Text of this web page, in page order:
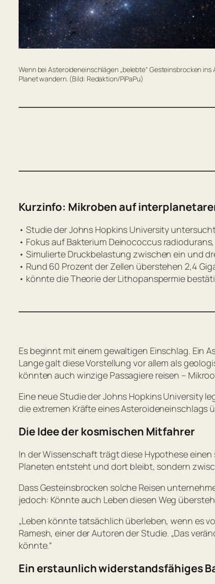
Wenn bei Asteroideneinschlägen „belebte“ Gesteinsbrocken
Planet wandern. (Bild: Redaktion/PiPaPu)
Kurzinfo: Mikroben auf
• Studie der Johns Hopkins University
• Fokus auf Bakterium Deinococcus
• Simulierte Druckbelastung zwischen ein und
• Rund 60 Prozent der Zellen überstehen 2,4
• könnte die Theorie der Lithopanspermie
Es beginnt mit einem gewaltigen Einschlag. Ein
Lange galt diese Vorstellung vor allem als
könnten auch winzige Passagiere reisen –
Eine neue Studie der Johns Hopkins University
die extremen Kräfte eines Asteroideneinschlags
Die Idee der kosmischen Mitfahrer
In der Wissenschaft trägt diese Hypothese
Planeten entsteht und dort bleibt, sondern
Dass Gesteinsbrocken solche Reisen
jedoch: Könnte auch Leben diesen Weg
„Leben könnte tatsächlich überleben, wenn es
Ramesh, einer der Autoren der Studie. „Das
könnte.“
Ein erstaunlich widerstandsfähiges